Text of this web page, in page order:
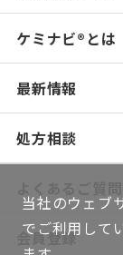
認証 / サス
感触で選ぶ
NIKO-
イチオシ原料
処方検索
製品検索
ソリューショ
研究開発 /
人材育成～
ショールー
ソリューシ
グローバル
機能評価
ケミナビ®とは
最新情報
処方相談
会員登録
当社のウェブ
でご利用して